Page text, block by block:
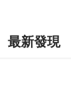
最新發現